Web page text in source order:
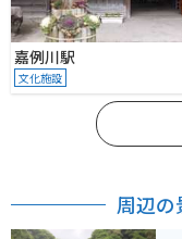
嘉例川駅
文化施設
周辺の